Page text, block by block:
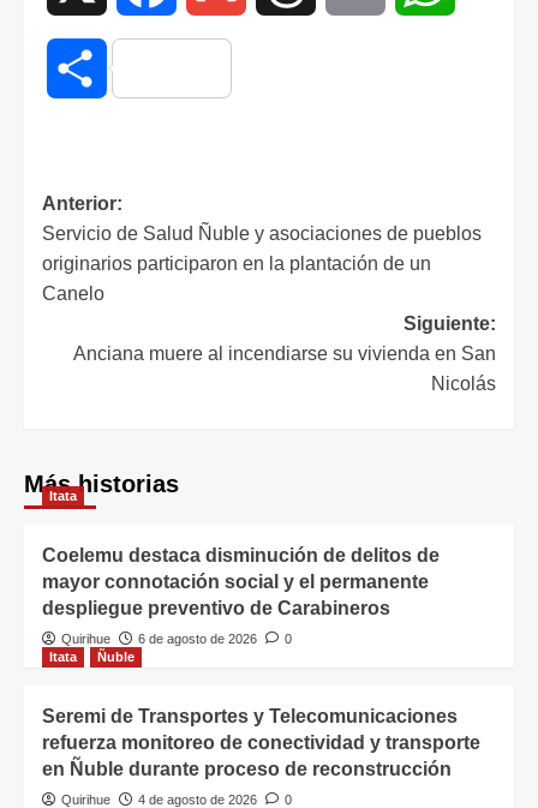
Compartir
Anterior:
Servicio de Salud Ñuble y asociaciones de pueblos
originarios participaron en la plantación de un
Canelo
Siguiente:
Anciana muere al incendiarse su vivienda en San
Nicolás
Más historias
Itata
Coelemu destaca disminución de delitos de
mayor connotación social y el permanente
despliegue preventivo de Carabineros
Quirihue 6 de agosto de 2026
0
Itata
Ñuble
Seremi de Transportes y Telecomunicaciones
refuerza monitoreo de conectividad y transporte
en Ñuble durante proceso de reconstrucción
Quirihue 4 de agosto de 2026
0